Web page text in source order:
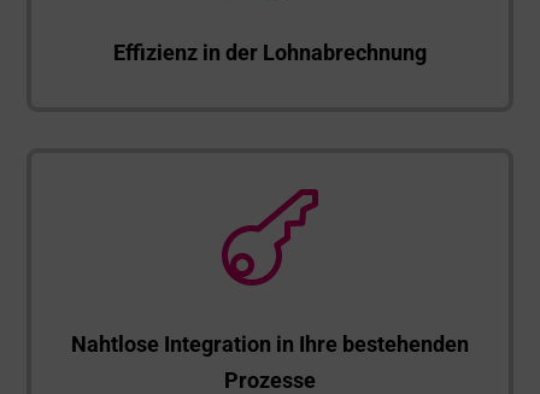
Effizienz in der Lohnabrechnung

Nahtlose Integration in Ihre bestehenden
Prozesse